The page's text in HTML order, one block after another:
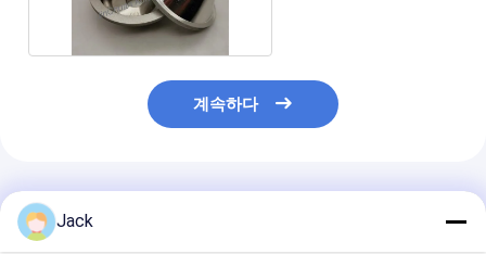
계속하다
추천된 제품
Jack